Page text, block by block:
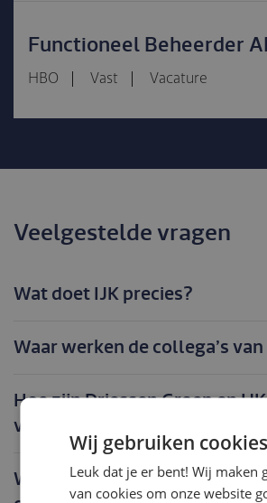
Functioneel Beheerder
HBO Vast Vacature
Veelgestelde vragen
Wat doet IJK precies?
Waar werken de collega’s van
Hoe zijn Driessen Groep en
verbonden?
Wanneer kan ik een reactie
Wij gebruiken
Leuk dat je er bent! Wij maken
van cookies om onze website